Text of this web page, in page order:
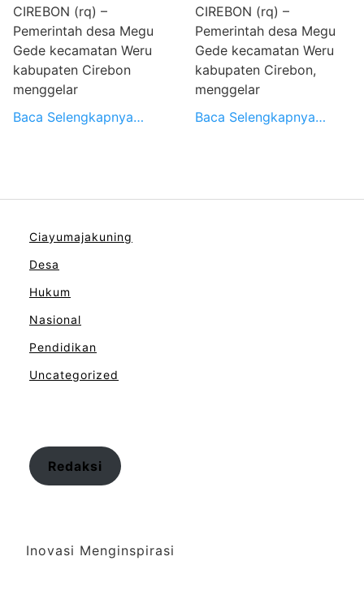
CIREBON (rq) –
Pemerintah desa Megu
Gede kecamatan Weru
kabupaten Cirebon
menggelar
Baca Selengkapnya…
CIREBON (rq) –
Pemerintah desa Megu
Gede kecamatan Weru
kabupaten Cirebon,
menggelar
Baca Selengkapnya…
Ciayumajakuning
Desa
Hukum
Nasional
Pendidikan
Uncategorized
Redaksi
Inovasi Menginspirasi